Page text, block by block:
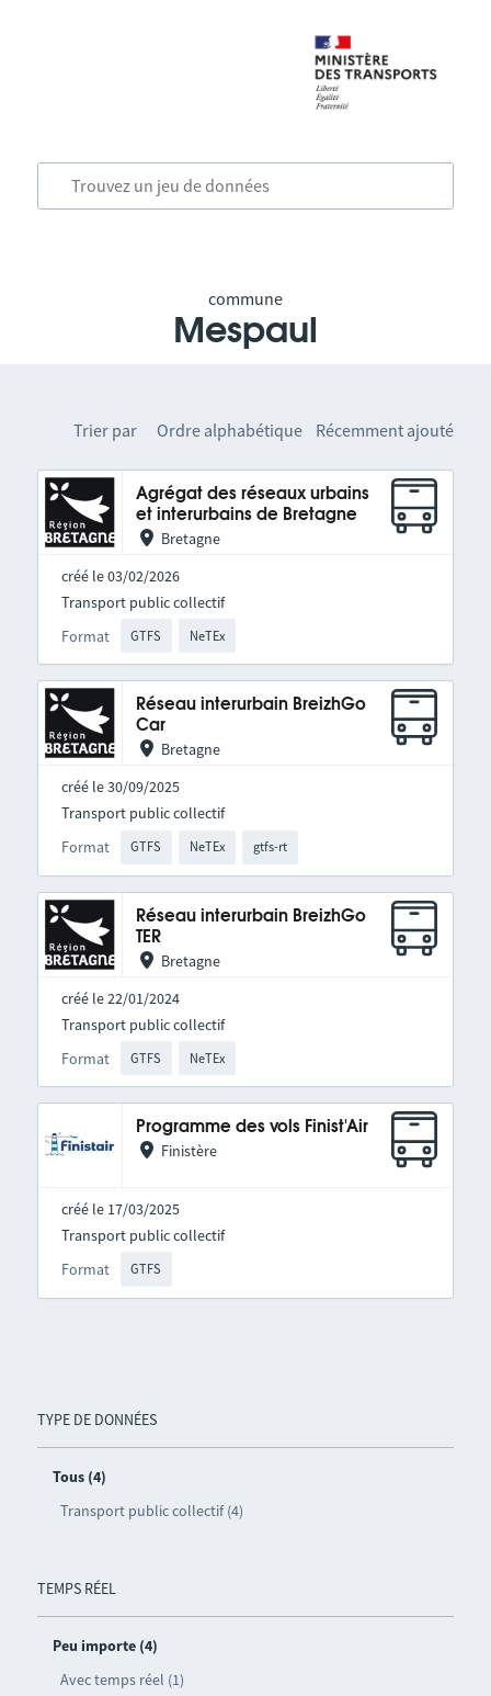
commune
Mespaul
TYPE DE DONNÉES
Tous (4)
Transport public collectif (4)
TEMPS RÉEL
Peu importe (4)
Avec temps réel (1)
Trier par Ordre alphabétique Récemment ajouté
Agrégat des réseaux urbains
et interurbains de Bretagne
Bretagne
créé le 03/02/2026
Format GTFS NeTEx
Transport public collectif
Réseau interurbain BreizhGo
Car
Bretagne
créé le 30/09/2025
Format GTFS NeTEx gtfs-rt
Transport public collectif
Réseau interurbain BreizhGo
TER
Bretagne
créé le 22/01/2024
Format GTFS NeTEx
Transport public collectif
Programme des vols Finist'Air
Finistère
créé le 17/03/2025
Format GTFS
Transport public collectif